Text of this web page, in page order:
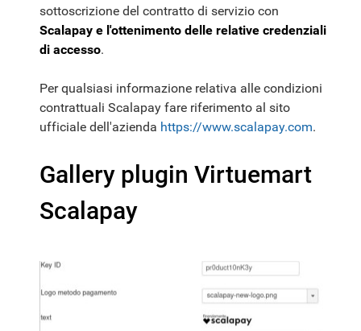
sottoscrizione del contratto di servizio con
Scalapay e l'ottenimento delle relative credenziali
di accesso.
Per qualsiasi informazione relativa alle condizioni
contrattuali Scalapay fare riferimento al sito
ufficiale dell'azienda https://www.scalapay.com.
Gallery plugin Virtuemart
Scalapay